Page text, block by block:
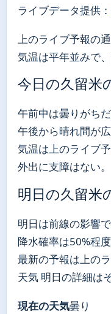
ライブデータ提供：
上のライブ予報の
気温は平年並みで
今日の久留米
午前中は曇りがちだ
午後から晴れ間が広
気温は上のライブ
外出に支障はない。
明日の久留米
明日は前線の影響
降水確率は50%程度
最新の予報は上の
天気 明日の詳細は
現在の天気曇り